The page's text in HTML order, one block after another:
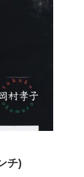
チ)